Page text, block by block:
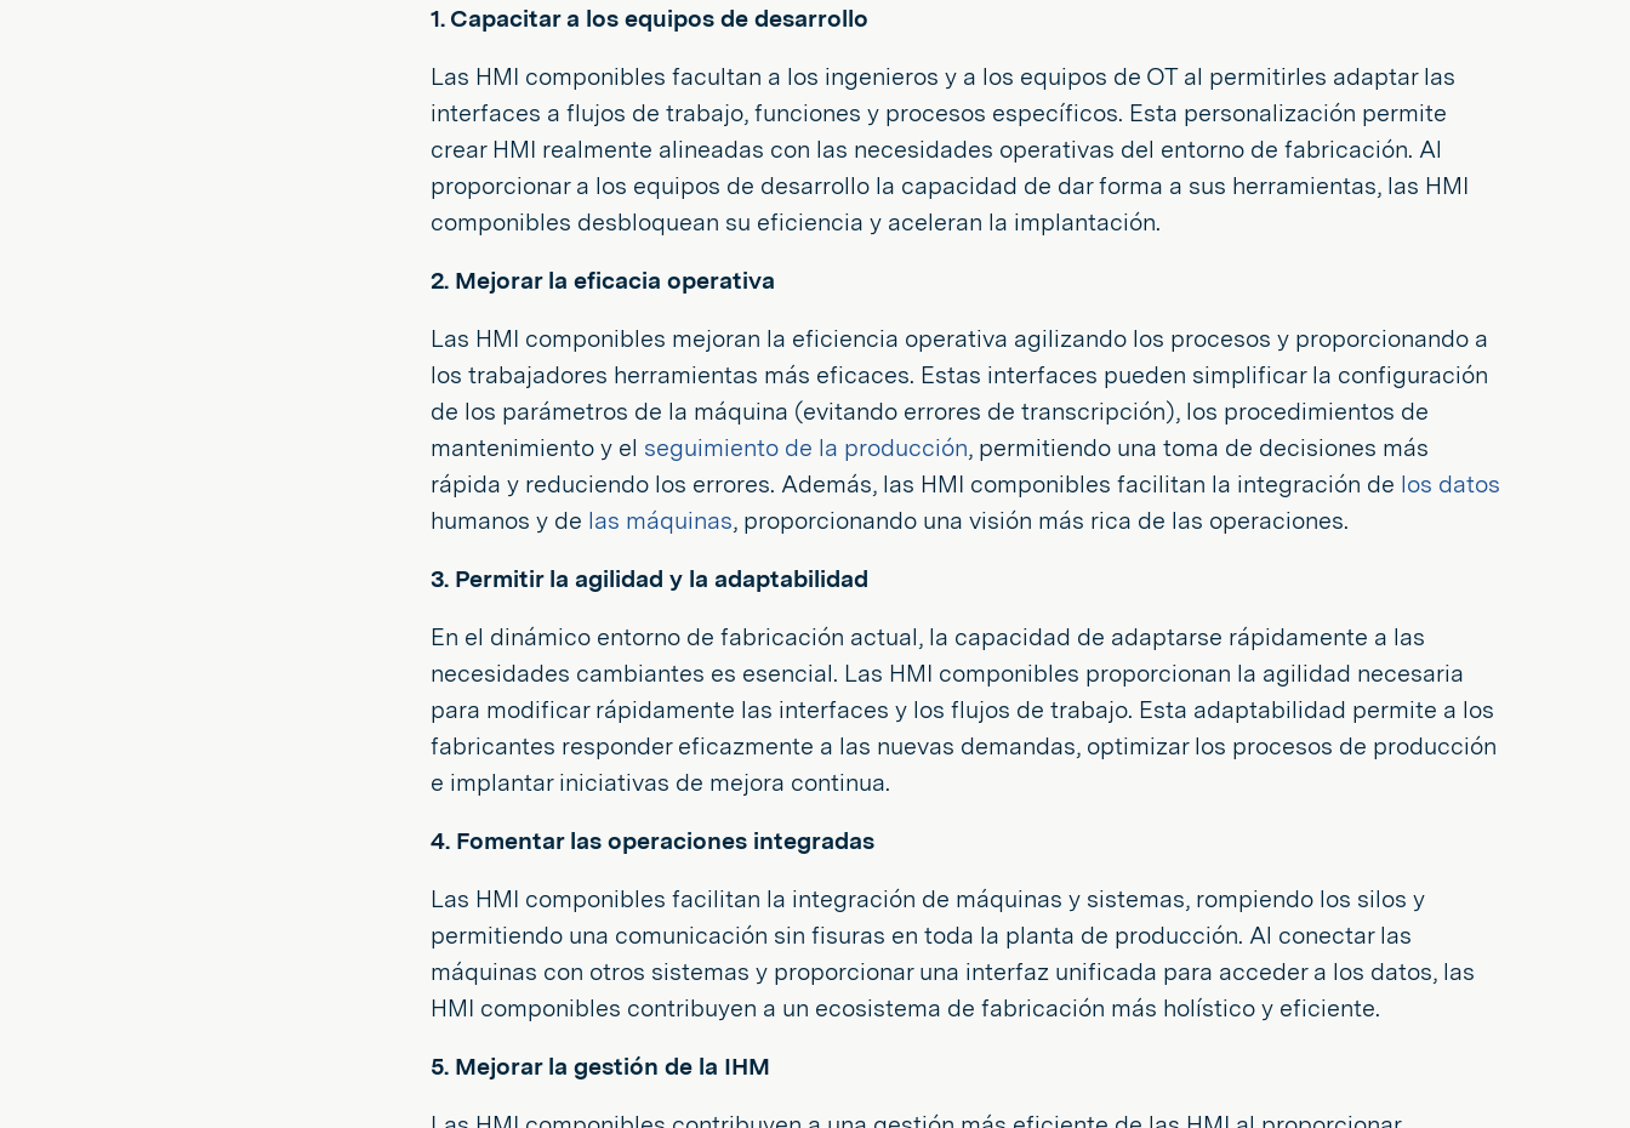
1. Capacitar a los equipos de desarrollo
Las HMI componibles facultan a los ingenieros y a los equipos de OT al permitirles adaptar las
interfaces a flujos de trabajo, funciones y procesos específicos. Esta personalización permite
crear HMI realmente alineadas con las necesidades operativas del entorno de fabricación. Al
proporcionar a los equipos de desarrollo la capacidad de dar forma a sus herramientas, las HMI
componibles desbloquean su eficiencia y aceleran la implantación.
2. Mejorar la eficacia operativa
Las HMI componibles mejoran la eficiencia operativa agilizando los procesos y proporcionando a
los trabajadores herramientas más eficaces. Estas interfaces pueden simplificar la configuración
de los parámetros de la máquina (evitando errores de transcripción), los procedimientos de
mantenimiento y el seguimiento de la producción, permitiendo una toma de decisiones más
rápida y reduciendo los errores. Además, las HMI componibles facilitan la integración de los datos
humanos y de las máquinas, proporcionando una visión más rica de las operaciones.
3. Permitir la agilidad y la adaptabilidad
En el dinámico entorno de fabricación actual, la capacidad de adaptarse rápidamente a las
necesidades cambiantes es esencial. Las HMI componibles proporcionan la agilidad necesaria
para modificar rápidamente las interfaces y los flujos de trabajo. Esta adaptabilidad permite a los
fabricantes responder eficazmente a las nuevas demandas, optimizar los procesos de producción
e implantar iniciativas de mejora continua.
4. Fomentar las operaciones integradas
Las HMI componibles facilitan la integración de máquinas y sistemas, rompiendo los silos y
permitiendo una comunicación sin fisuras en toda la planta de producción. Al conectar las
máquinas con otros sistemas y proporcionar una interfaz unificada para acceder a los datos, las
HMI componibles contribuyen a un ecosistema de fabricación más holístico y eficiente.
5. Mejorar la gestión de la IHM